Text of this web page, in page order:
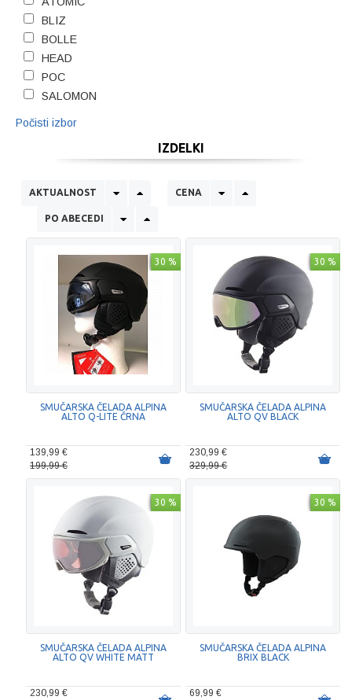
BLIZ
BOLLE
HEAD
POC
SALOMON
Počisti izbor
IZDELKI
AKTUALNOST CENA
PO ABECEDI
30 %
SMUČARSKA ČELADA ALPINA
ALTO Q-LITE ČRNA
139,99 €
199,99 €
30 %
SMUČARSKA ČELADA ALPINA
ALTO QV BLACK
230,99 €
329,99 €
30 %
SMUČARSKA ČELADA ALPINA
ALTO QV WHITE MATT
230,99 €
30 %
SMUČARSKA ČELADA ALPINA
BRIX BLACK
69,99 €